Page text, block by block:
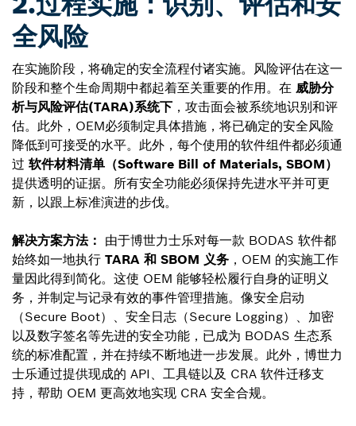
全风险
在实施阶段，将确定的安全流程付诸实施。风险评估在这一
阶段和整个生命周期中都起着至关重要的作用。在 威胁分
析与风险评估(TARA)系统下 ，攻击面会被系统地识别和评
估。此外，OEM必须制定具体措施，将已确定的安全风险
降低到可接受的水平。此外，每个使用的软件组件都必须通
过 软件材料清单（Software Bill of Materials, SBOM）
提供透明的证据。所有安全功能必须保持先进水平并可更
新，以跟上标准演进的步伐。
解决方案方法： 由于博世力士乐对每一款 BODAS 软件都
始终如一地执行 TARA 和 SBOM 义务 ，OEM 的实施工作
量因此得到简化。这使 OEM 能够轻松履行自身的证明义
务，并制定与记录有效的事件管理措施。像安全启动
（Secure Boot）、安全日志（Secure Logging）、加密
以及数字签名等先进的安全功能，已成为 BODAS 生态系
统的标准配置，并在持续不断地进一步发展。此外，博世力
士乐通过提供现成的 API、工具链以及 CRA 软件迁移支
持，帮助 OEM 更高效地实现 CRA 安全合规。